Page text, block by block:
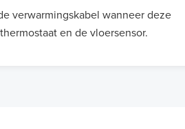
verwarmingskabel wanneer deze
en de vloersensor.